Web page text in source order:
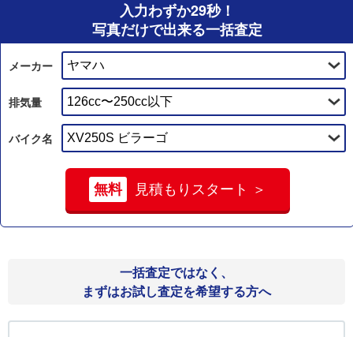
入力わずか29秒！
写真だけで出来る一括査定
メーカー
排気量
バイク名
無料 見積もりスタート ＞
一括査定ではなく、
まずはお試し査定を希望する方へ